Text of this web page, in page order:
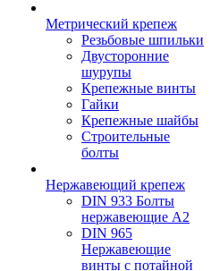
Метрический крепеж
Резьбовые шпильки
Двусторонние
шурупы
Крепежные винты
Гайки
Крепежные шайбы
Строительные
болты
Нержавеющий крепеж
DIN 933 Болты
нержавеющие А2
DIN 965
Нержавеющие
винты с потайной